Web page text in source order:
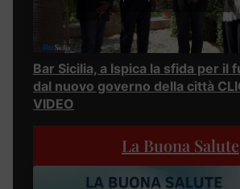
Bar Sicilia, a Ispica la sfida per il
dal nuovo governo della città
VIDEO
La Buona Salute